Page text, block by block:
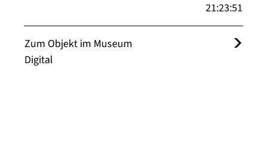
21:23:51
Zum Objekt im Museum
Digital